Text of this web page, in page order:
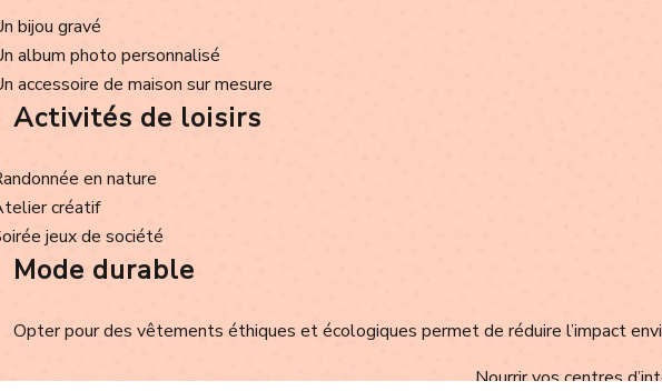
bijou gravé
album photo personnalisé
accessoire de maison sur mesure
Activités de loisirs
en nature
créatif
jeux de société
Mode durable
Opter pour des vêtements éthiques et écologiques permet de réduire l’impact
Nourrir vos centres